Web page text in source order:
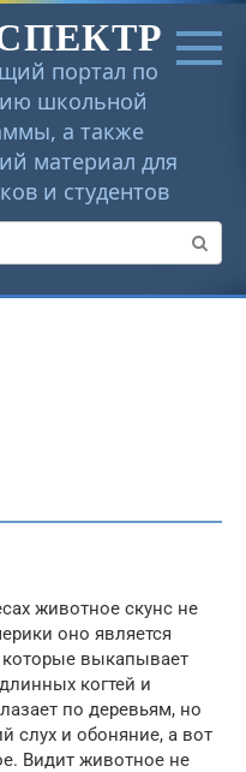
портал по
школьной
а также
материал для
и студентов
животное скунс не
оно является
выкапывает
когтей и
по деревьям, но
слух и обоняние, а вот
Видит животное не